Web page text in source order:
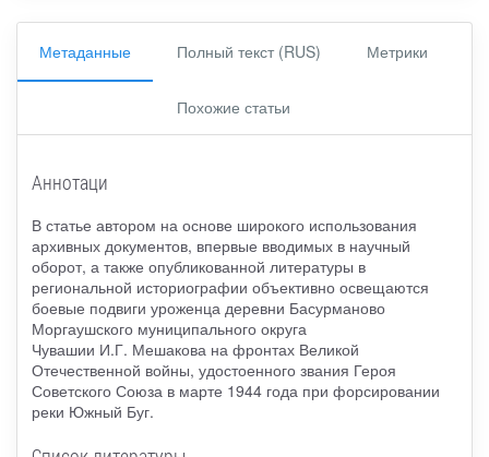
Метаданные Полный текст (RUS) Метрики
Похожие статьи
Аннотаци
В статье автором на основе широкого использования
архивных документов, впервые вводимых в научный
оборот, а также опубликованной литературы в
региональной историографии объективно освещаются
боевые подвиги уроженца деревни Басурманово
Моргаушского муниципального округа
Чувашии И.Г. Мешакова на фронтах Великой
Отечественной войны, удостоенного звания Героя
Советского Союза в марте 1944 года при форсировании
реки Южный Буг.